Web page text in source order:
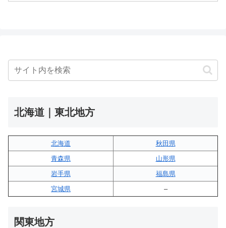
北海道｜東北地方
北海道
秋田県
青森県
山形県
岩手県
福島県
宮城県
–
関東地方